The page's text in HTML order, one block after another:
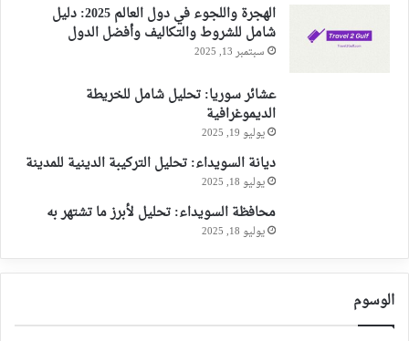
الهجرة واللجوء في دول العالم 2025: دليل
شامل للشروط والتكاليف وأفضل الدول
سبتمبر 13, 2025
عشائر سوريا: تحليل شامل للخريطة
الديموغرافية
يوليو 19, 2025
ديانة السويداء: تحليل التركيبة الدينية للمدينة
يوليو 18, 2025
محافظة السويداء: تحليل لأبرز ما تشتهر به
يوليو 18, 2025
الوسوم